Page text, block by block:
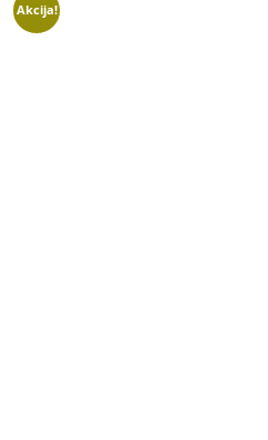
Akcija!